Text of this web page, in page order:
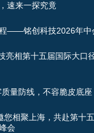
速来一探究竟
——铭创科技2026年中
亮相第十五届国际大口
质量防线，不容脆皮底座
您相聚上海，共赴第十
会